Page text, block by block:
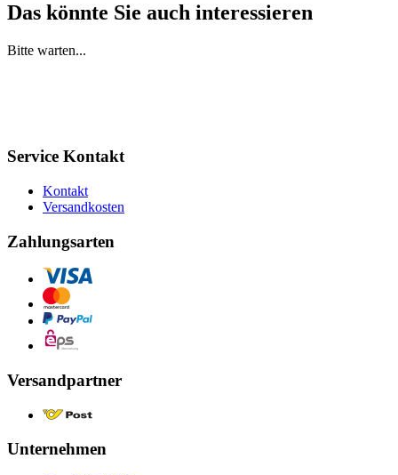
Das könnte Sie auch interessieren
Bitte warten...
Service Kontakt
Kontakt
Versandkosten
Zahlungsarten
Versandpartner
Unternehmen